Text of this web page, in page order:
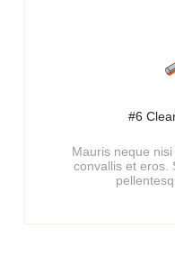
#6
Mauris neque
convallis et eros.